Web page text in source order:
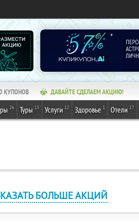
КУПОНОВ ДАВАЙТЕ СДЕЛАЕМ АКЦИЮ!
26 Туры 13 Услуги 12 Здоровье 1 Отели 17
БОЛЬШЕ АКЦИЙ